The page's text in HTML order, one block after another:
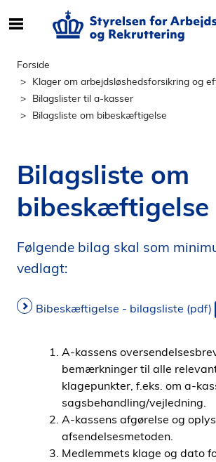
e
f
t
n
h
l
d
p
s
Forside
Klager om arbejdsløshedsforsikring og
Bilagslister til a-kasser
Bilagsliste om bibeskæftigelse
Bilagsliste om
bibeskæftigelse
Følgende bilag skal som
vedlagt:
Bibeskæftigelse - bilagsliste (pdf)
A-kassens
bemærkninger til alle
klagepunkter, f.eks. om a-
sagsbehandling/vejledning.
A-kassens afgørelse og
afsendelsesmetoden.
Medlemmets klage og dato